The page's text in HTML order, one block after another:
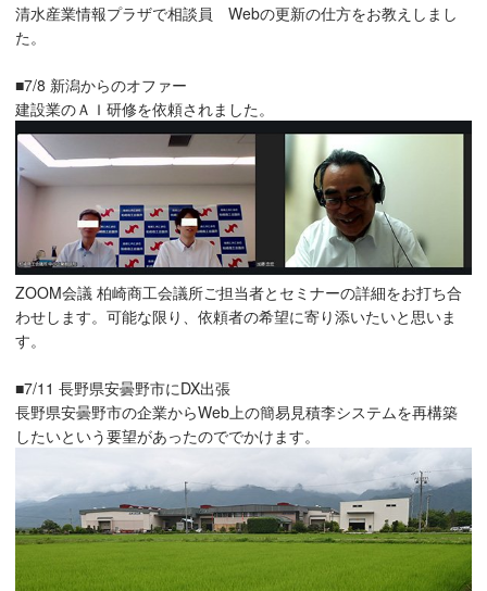
清水産業情報プラザで相談員 Webの更新の仕方をお教えしまし
た。
■7/8 新潟からのオファー
建設業のＡＩ研修を依頼されました。
ZOOM会議 柏崎商工会議所ご担当者とセミナーの詳細をお打ち合
わせします。可能な限り、依頼者の希望に寄り添いたいと思いま
す。
■7/11 長野県安曇野市にDX出張
長野県安曇野市の企業からWeb上の簡易見積李システムを再構築
したいという要望があったのででかけます。